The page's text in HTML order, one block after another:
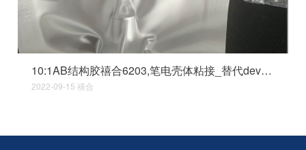
10:1AB结构胶禧合6203,笔电壳体粘接_替代devcon14167
2022-09-15 禧合